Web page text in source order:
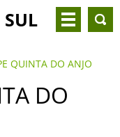
SUL
QUINTA DO ANJO
DO